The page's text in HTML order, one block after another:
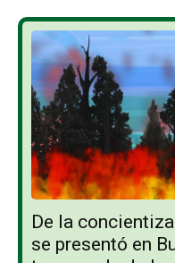
De la
se presentó en